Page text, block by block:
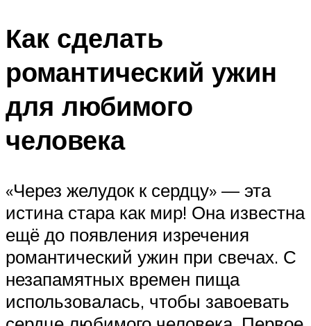
Как сделать
романтический ужин
для любимого
человека
«Через желудок к сердцу» — эта
истина стара как мир! Она известна
ещё до появления изречения
романтический ужин при свечах. С
незапамятных времен пища
использовалась, чтобы завоевать